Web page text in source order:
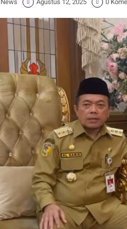
Agustus 12, 2025 0